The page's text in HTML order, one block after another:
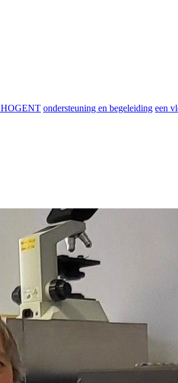
HOGENT ondersteuning en begeleiding een